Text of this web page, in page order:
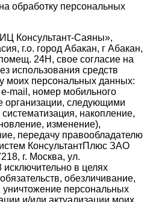
на обработку персональных
Консультант-Саяны»,
г.о. город Абакан, г Абакан,
24Н, свое согласие на
использования средств
моих персональных данных:
mail, номер мобильного
организации, следующими
накопление,
изменение),
передачу правообладателю
КонсультантПлюс ЗАО
г. Москва, ул.
в целях
обезличивание,
уничтожение персональных
и/или актуализации моих